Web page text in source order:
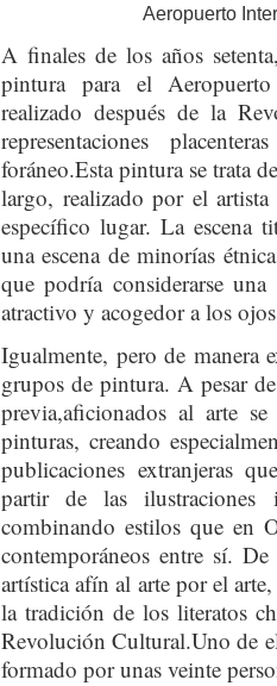
Aeropuerto
A finales de los años
pintura para el
realizado después de la
representaciones
foráneo.Esta pintura se trata
largo, realizado por el
específico lugar. La escena
una escena de minorías
que podría considerarse una
atractivo y acogedor a los
Igualmente, pero de manera
grupos de pintura. A pesar
previa,aficionados al arte se
pinturas, creando
publicaciones extranjeras
partir de las ilustraciones
combinando estilos que en
contemporáneos entre sí.
artística afín al arte por el
la tradición de los literatos
Revolución Cultural.Uno de
formado por unas veinte